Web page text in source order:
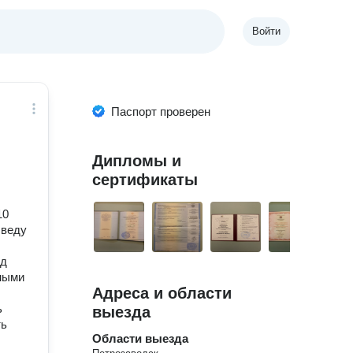
Войти
Паспорт проверен
Дипломы и
сертификаты
Адреса и области
выезда
Области выезда